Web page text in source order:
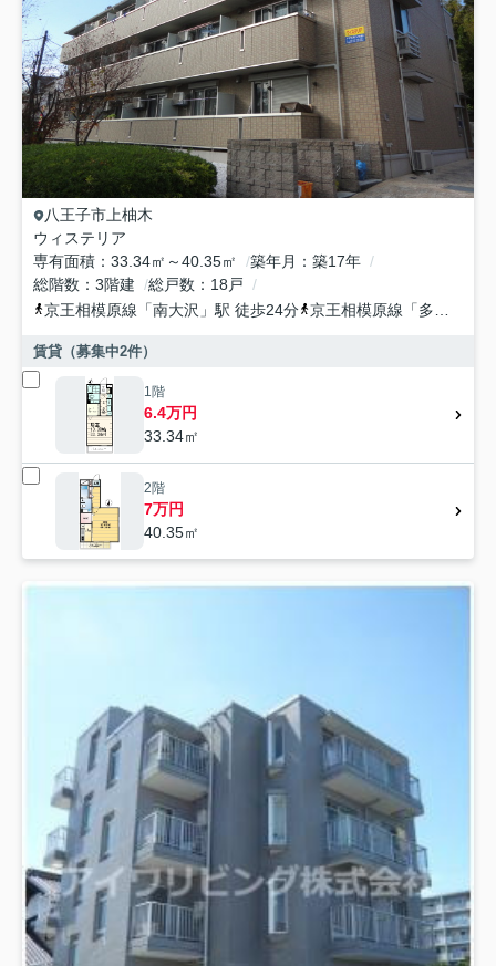
八王子市 上柚木
ウィステリア
専有面積
33.34㎡～40.35㎡ 築年月
築17年
総階数
3階建 総戸数
18戸
京王相模原線 「南大沢 」駅 徒歩24分 京王相模原線 「多摩境
賃貸（募集中2件）
1階
6.4万円
33.34㎡
2階
7万円
40.35㎡